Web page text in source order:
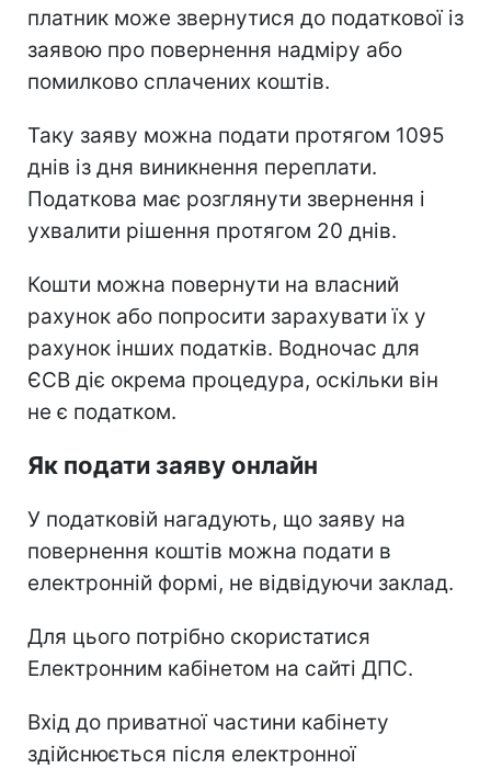
платник може звернутися до податкової із
заявою про повернення надміру або
помилково сплачених коштів.
Таку заяву можна подати протягом 1095
днів із дня виникнення переплати.
Податкова має розглянути звернення і
ухвалити рішення протягом 20 днів.
Кошти можна повернути на власний
рахунок або попросити зарахувати їх у
рахунок інших податків. Водночас для
ЄСВ діє окрема процедура, оскільки він
не є податком.
Як подати заяву онлайн
У податковій нагадують, що заяву на
повернення коштів можна подати в
електронній формі, не відвідуючи заклад.
Для цього потрібно скористатися
Електронним кабінетом на сайті ДПС.
Вхід до приватної частини кабінету
здійснюється після електронної